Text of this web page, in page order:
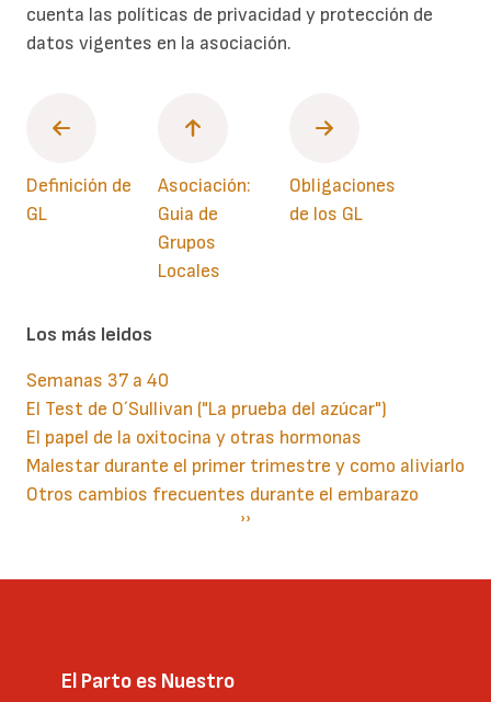
cuenta las políticas de privacidad y protección de
datos vigentes en la asociación.
Definición de
GL
Asociación:
Guia de
Grupos
Locales
Obligaciones
de los GL
Los más leidos
Semanas 37 a 40
El Test de O´Sullivan ("La prueba del azúcar")
El papel de la oxitocina y otras hormonas
Malestar durante el primer trimestre y como aliviarlo
Otros cambios frecuentes durante el embarazo
Siguiente
››
El Parto es Nuestro